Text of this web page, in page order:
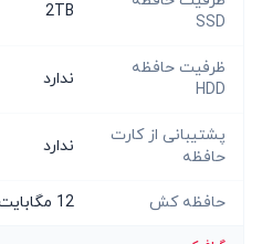
SSD
2TB
ظرفیت حافظه
HDD
ندارد
پشتیبانی از کارت
حافظه
ندارد
حافظه کش 12 مگابایت